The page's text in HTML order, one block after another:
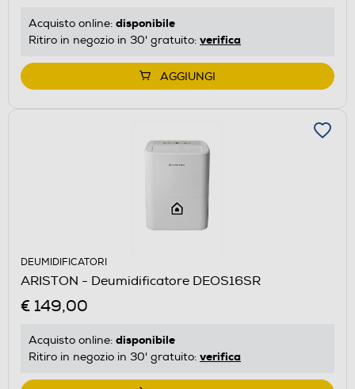
Acquisto online: disponibile
Ritiro in negozio in 30' gratuito: verifica
AGGIUNGI
DEUMIDIFICATORI
ARISTON - Deumidificatore DEOS16SR
€ 149,00
Acquisto online: disponibile
Ritiro in negozio in 30' gratuito: verifica